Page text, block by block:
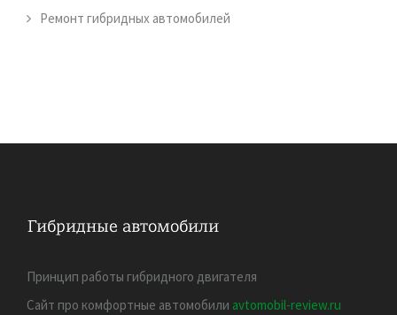
Ремонт гибридных автомобилей
Принцип работы гибридного двигателя
Сайт про комфортные автомобили avtomobil-review.ru